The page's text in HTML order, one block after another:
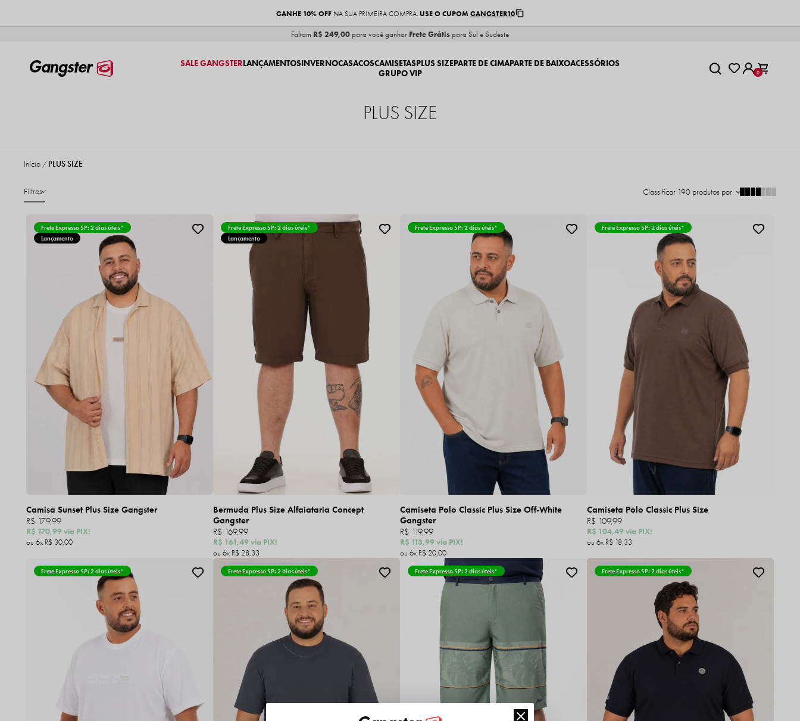
GANHE 10% OFFNA SUA PRIMEIRA COMPRA. USE O CUPOM GANGSTER10
Faltam R$ 249,00 para você ganhar Frete Grátis para Sul e Sudeste
SALE GANGSTERLANÇAMENTOSINVERNOCASACOSCAMISETASPLUS SIZEPARTE DE CIMAPARTE DE BAIXOACESSÓRIOS
GRUPO VIP
0
PLUS SIZE
Início PLUS SIZE
Filtros Classificar 190 produtos por
Frete Expresso SP: 2 dias úteis*
Lançamento
Camisa Sunset Plus Size Gangster
R$ 170,99via PIX!
R$ 179,99
6x R$ 30,00
Frete Expresso SP: 2 dias úteis*
Lançamento
Bermuda Plus Size Alfaiataria Concept
Gangster
R$ 161,49via PIX!
R$ 169,99
6x R$ 28,33
Frete Expresso SP: 2 dias úteis*
Camiseta Polo Classic Plus Size Off-White
Gangster
R$ 113,99via PIX!
R$ 119,99
6x R$ 20,00
Frete Expresso SP: 2 dias úteis*
Camiseta Polo Classic Plus Size
R$ 104,49via PIX!
R$ 109,99
6x R$ 18,33
Frete Expresso SP: 2 dias úteis* Frete Expresso SP: 2 dias úteis* Frete Expresso SP: 2 dias úteis* Frete Expresso SP: 2 dias úteis*